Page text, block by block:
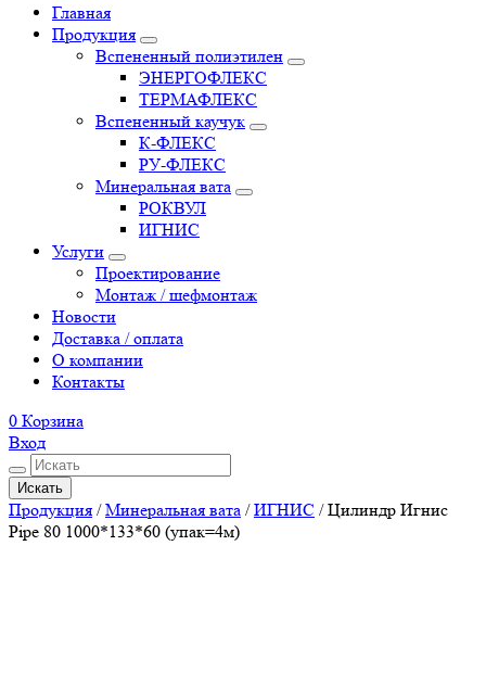
Главная
Продукция
Вспененный полиэтилен
ЭНЕРГОФЛЕКС
ТЕРМАФЛЕКС
Вспененный каучук
К-ФЛЕКС
РУ-ФЛЕКС
Минеральная вата
РОКВУЛ
ИГНИС
Услуги
Проектирование
Монтаж / шефмонтаж
Новости
Доставка / оплата
О компании
Контакты
0 Корзина
Вход
Искать
Продукция /Минеральная вата /ИГНИС /Цилиндр Игнис
Pipe 80 1000*133*60 (упак=4м)